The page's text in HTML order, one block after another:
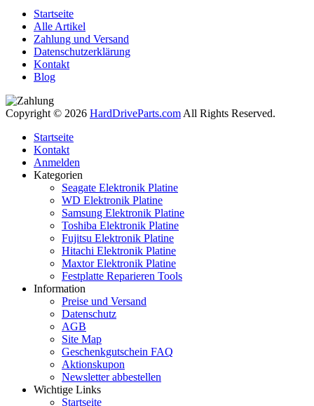
Startseite
Alle Artikel
Zahlung und Versand
Datenschutzerklärung
Kontakt
Blog
Copyright © 2026 HardDriveParts.com All Rights Reserved.
Startseite
Kontakt
Anmelden
Kategorien
Seagate Elektronik Platine
WD Elektronik Platine
Samsung Elektronik Platine
Toshiba Elektronik Platine
Fujitsu Elektronik Platine
Hitachi Elektronik Platine
Maxtor Elektronik Platine
Festplatte Reparieren Tools
Information
Preise und Versand
Datenschutz
AGB
Site Map
Geschenkgutschein FAQ
Aktionskupon
Newsletter abbestellen
Wichtige Links
Startseite